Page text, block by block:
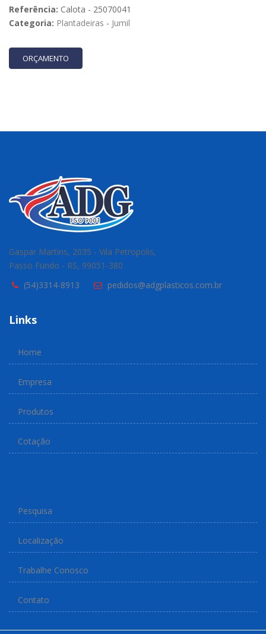
Referência: Calota - 25070041
Categoria: Plantadeiras - Jumil
ORÇAMENTO
Gaspar Martins, 2035 - Vila Petropolis,
Passo Fundo - RS, 99051-380
(54)3314-8913
pedidos@adgplasticos.com.br
Links
Home
Empresa
Produtos
Cotação
Pesquisa
Localização
Trabalhe Conosco
Contato